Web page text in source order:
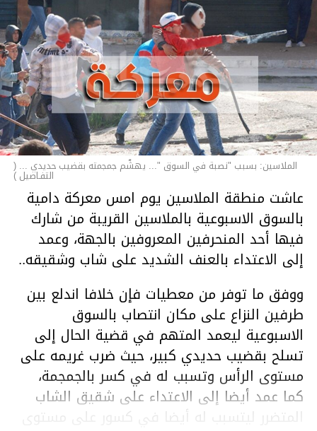
الملاسين: بسبب "نصبة في السوق "... يهشّم جمجمته بقضيب حديدي ... (
التفـاصيل )
عاشت منطقة الملاسين يوم امس معركة دامية
بالسوق الاسبوعية بالملاسين القريبة من شارك
فيها أحد المنحرفين المعروفين بالجهة، وعمد
إلى الاعتداء بالعنف الشديد على شاب وشقيقه..
ووفق ما توفر من معطيات فإن خلافا اندلع بين
طرفين النزاع على مكان انتصاب بالسوق
الاسبوعية ليعمد المتهم في قضية الحال إلى
تسلح بقضيب حديدي كبير، حيث ضرب غريمه على
مستوى الرأس وتسبب له في كسر بالجمجمة،
كما عمد أيضا إلى الاعتداء على شقيق الشاب
المتضرر ليتسبب له أيضا في كسور على مستوى